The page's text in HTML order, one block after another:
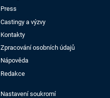
Press
Castingy a výzvy
Kontakty
Zpracování osobních údajů
Nápověda
Redakce
Nastavení soukromí